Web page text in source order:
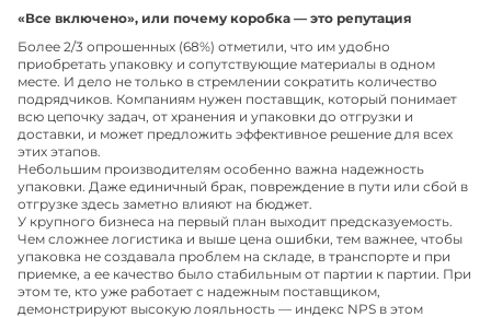
«Все включено», или почему коробка — это репутация
Более 2/3 опрошенных (68%) отметили, что им удобно
приобретать упаковку и сопутствующие материалы в одном
месте. И дело не только в стремлении сократить количество
подрядчиков. Компаниям нужен поставщик, который понимает
всю цепочку задач, от хранения и упаковки до отгрузки и
доставки, и может предложить эффективное решение для всех
этих этапов.
Небольшим производителям особенно важна надежность
упаковки. Даже единичный брак, повреждение в пути или сбой в
отгрузке здесь заметно влияют на бюджет.
У крупного бизнеса на первый план выходит предсказуемость.
Чем сложнее логистика и выше цена ошибки, тем важнее, чтобы
упаковка не создавала проблем на складе, в транспорте и при
приемке, а ее качество было стабильным от партии к партии. При
этом те, кто уже работает с надежным поставщиком,
демонстрируют высокую лояльность — индекс NPS в этом